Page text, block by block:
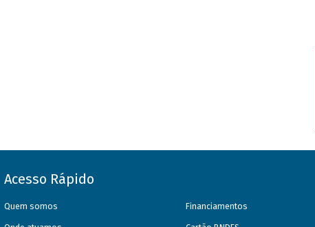
Acesso Rápido
Quem somos Financiamentos